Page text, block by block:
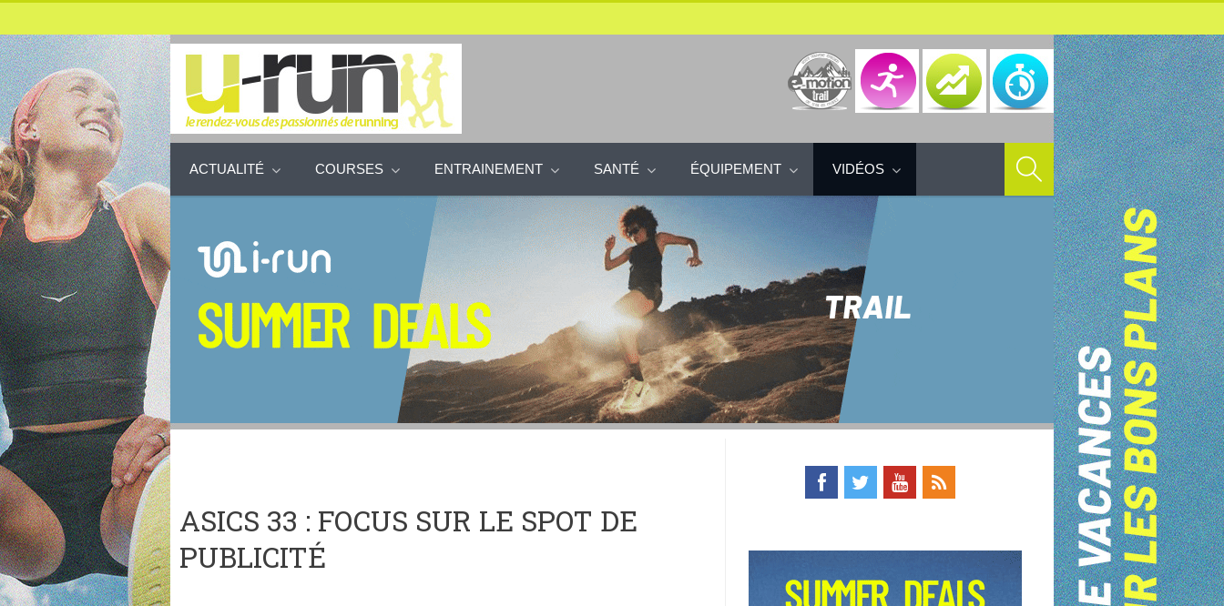
ACTUALITÉ COURSES ENTRAINEMENT SANTÉ ÉQUIPEMENT VIDÉOS
ASICS 33 : FOCUS SUR LE SPOT DE
PUBLICITÉ